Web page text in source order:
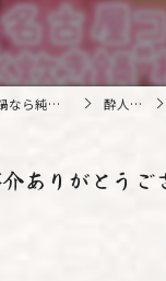
愛知県名古屋の鍋なら純系名古屋コーチン 酔人 酔人ブログ
ありがとうご